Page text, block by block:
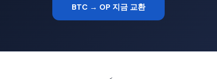
BTC → OP 지금 교환